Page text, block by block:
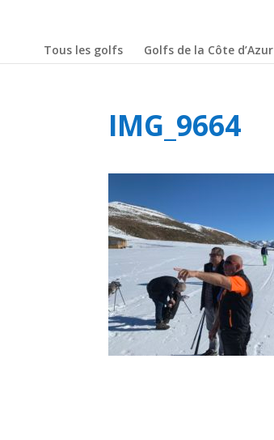
Tous les golfs Golfs de la Côte d’Azur
IMG_9664